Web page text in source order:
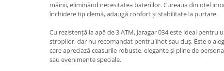
mâinii, eliminând necesitatea bateriilor. Cureaua din oțel
închidere tip clemă, adaugă confort și stabilitate la purtare.
Cu rezistență la apă de 3 ATM, Jaragar 034 este ideal
stropilor, dar nu recomandat pentru înot sau duș. Este o
care apreciază ceasurile robuste, elegante și pline de
sau evenimente speciale.